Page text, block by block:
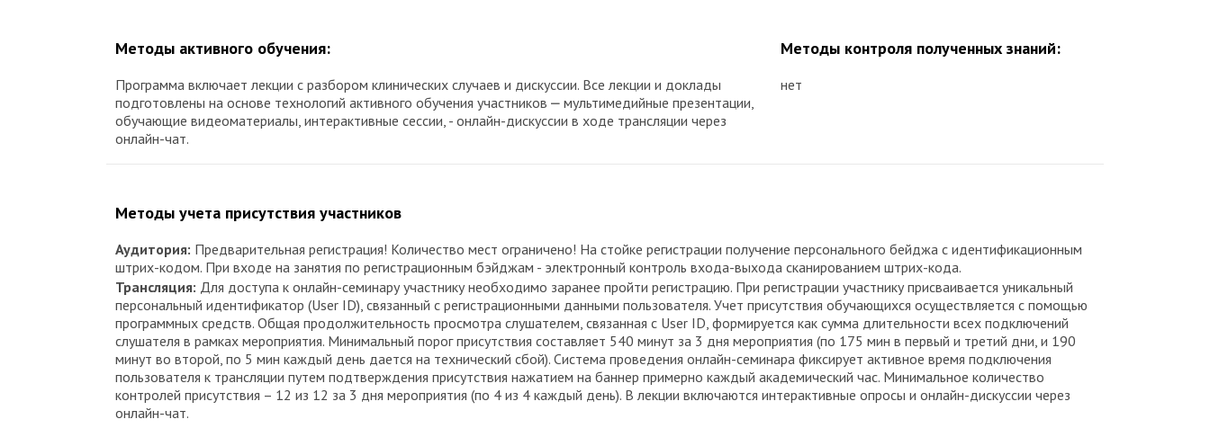
Методы активного обучения:
Программа включает лекции с разбором клинических случаев и дискуссии. Все лекции и доклады
подготовлены на основе технологий активного обучения участников ⎼ мультимедийные презентации,
обучающие видеоматериалы, интерактивные сессии, - онлайн-дискуссии в ходе трансляции через
онлайн-чат.
Методы контроля полученных знаний:
нет
Методы учета присутствия участников
Аудитория: Предварительная регистрация! Количество мест ограничено! На стойке регистрации получение персонального бейджа с идентификационным
штрих-кодом. При входе на занятия по регистрационным бэйджам - электронный контроль входа-выхода сканированием штрих-кода.
Трансляция: Для доступа к онлайн-семинару участнику необходимо заранее пройти регистрацию. При регистрации участнику присваивается уникальный
персональный идентификатор (User ID), связанный с регистрационными данными пользователя. Учет присутствия обучающихся осуществляется с помощью
программных средств. Общая продолжительность просмотра слушателем, связанная с User ID, формируется как сумма длительности всех подключений
слушателя в рамках мероприятия. Минимальный порог присутствия составляет 540 минут за 3 дня мероприятия (по 175 мин в первый и третий дни, и 190
минут во второй, по 5 мин каждый день дается на технический сбой). Система проведения онлайн-семинара фиксирует активное время подключения
пользователя к трансляции путем подтверждения присутствия нажатием на баннер примерно каждый академический час. Минимальное количество
контролей присутствия – 12 из 12 за 3 дня мероприятия (по 4 из 4 каждый день). В лекции включаются интерактивные опросы и онлайн-дискуссии через
онлайн-чат.